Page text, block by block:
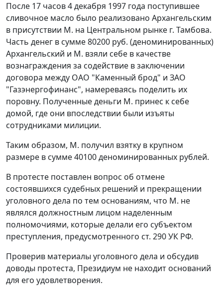
После 17 часов 4 декабря 1997 года поступившее
сливочное масло было реализовано Архангельским
в присутствии М. на Центральном рынке г. Тамбова.
Часть денег в сумме 80200 руб. (деноминированных)
Архангельский и М. взяли себе в качестве
вознаграждения за содействие в заключении
договора между ОАО "Каменный брод" и ЗАО
"Газэнергофинанс", намереваясь поделить их
поровну. Полученные деньги М. принес к себе
домой, где они впоследствии были изъяты
сотрудниками милиции.
Таким образом, М. получил взятку в крупном
размере в сумме 40100 деноминированных рублей.
В протесте поставлен вопрос об отмене
состоявшихся судебных решений и прекращении
уголовного дела по тем основаниям, что М. не
являлся должностным лицом наделенным
полномочиями, которые делали его субъектом
преступления, предусмотренного ст. 290УК РФ.
Проверив материалы уголовного дела и обсудив
доводы протеста, Президиум не находит оснований
для его удовлетворения.